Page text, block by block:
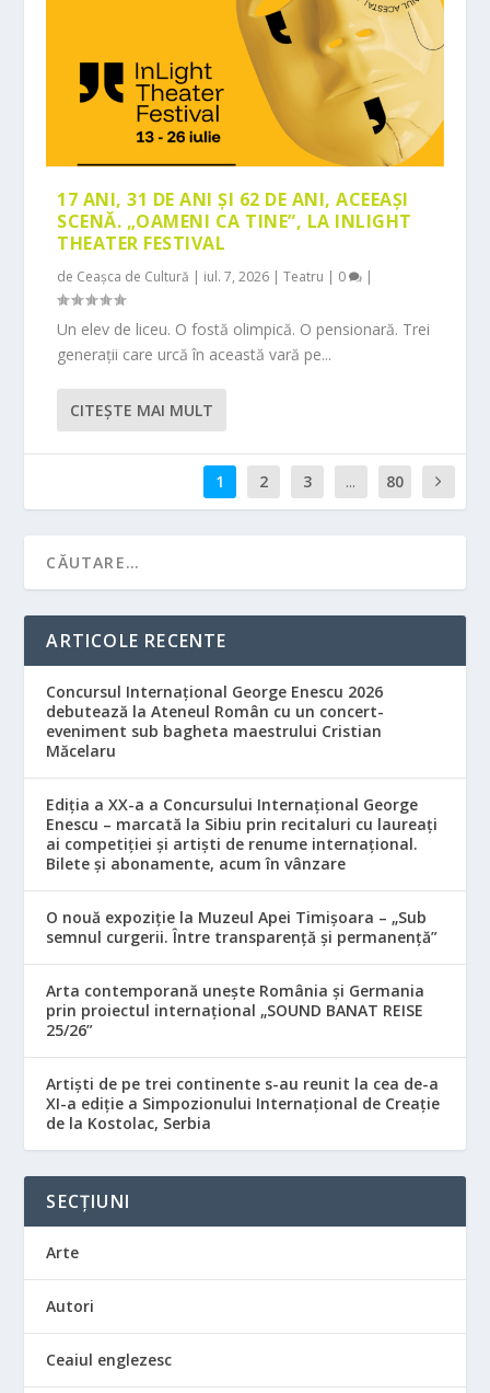
17 ANI, 31 DE ANI ȘI 62 DE ANI, ACEEAȘI
SCENĂ. „OAMENI CA TINE”, LA INLIGHT
THEATER FESTIVAL
de Ceașca de Cultură | iul. 7, 2026 |Teatru | 0 |
Un elev de liceu. O fostă olimpică. O pensionară. Trei
generații care urcă în această vară pe...
CITEŞTE MAI MULT
1 2 3 ... 80
ARTICOLE RECENTE
Concursul Internațional George Enescu 2026
debutează la Ateneul Român cu un concert-
eveniment sub bagheta maestrului Cristian
Măcelaru
Ediția a XX-a a Concursului Internațional George
Enescu – marcată la Sibiu prin recitaluri cu laureați
ai competiției și artiști de renume internațional.
Bilete și abonamente, acum în vânzare
O nouă expoziție la Muzeul Apei Timișoara – „Sub
semnul curgerii. Între transparență și permanență”
Arta contemporană unește România și Germania
prin proiectul internațional „SOUND BANAT REISE
25/26”
Artiști de pe trei continente s-au reunit la cea de-a
XI-a ediție a Simpozionului Internațional de Creație
de la Kostolac, Serbia
SECȚIUNI
Arte
Autori
Ceaiul englezesc